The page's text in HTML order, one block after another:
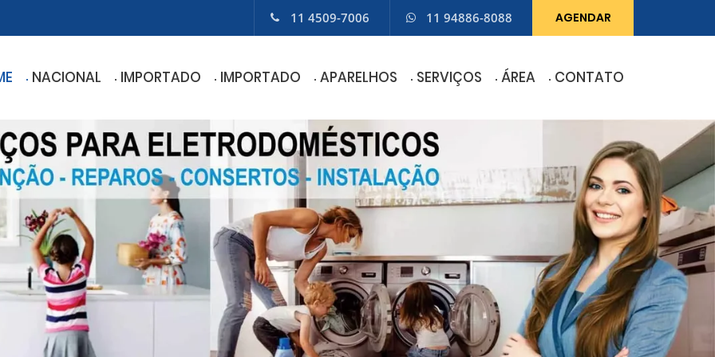
11 4509-7006 11 94886-8088 AGENDAR
NACIONAL IMPORTADO IMPORTADO APARELHOS SERVIÇOS ÁREA CONTATO